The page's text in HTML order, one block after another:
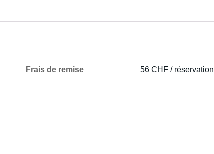
Frais de remise 56 CHF / réservation